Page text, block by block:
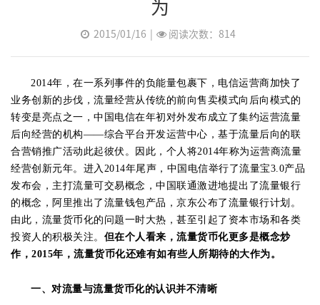
为
2015/01/16 阅读次数：814
2014年，在一系列事件的负能量包裹下，电信运营商加快了
业务创新的步伐，流量经营从传统的前向售卖模式向后向模式的
转变是亮点之一，中国电信在年初对外发布成立了集约运营流量
后向经营的机构——综合平台开发运营中心，基于流量后向的联
合营销推广活动此起彼伏。因此，个人将2014年称为运营商流量
经营创新元年。进入2014年尾声，中国电信举行了流量宝3.0产品
发布会，主打流量可交易概念，中国联通激进地提出了流量银行
的概念，阿里推出了流量钱包产品，京东公布了流量银行计划。
由此，流量货币化的问题一时大热，甚至引起了资本市场和各类
投资人的积极关注。 但在个人看来，流量货币化更多是概念炒
作， 2015年，流量货币化还难有如有些人所期待的大作为。
一、对流量与流量货币化的认识并不清晰